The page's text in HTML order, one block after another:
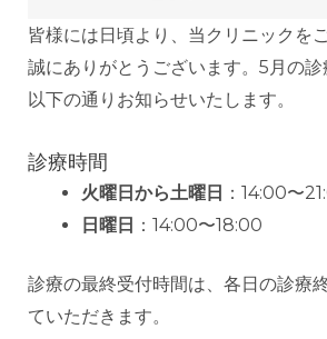
皆様には日頃より、当クリニックを
誠にありがとうございます。5月の診
以下の通りお知らせいたします。
診療時間
火曜日から土曜日 ：14:00〜
日曜日 ：14:00〜18:00
診療の最終受付時間は、各日の診療
ていただきます。